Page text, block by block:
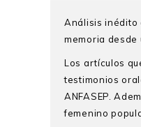
Análisis inédito
memoria
Los artículos
testimonios
ANFASEP.
femenino